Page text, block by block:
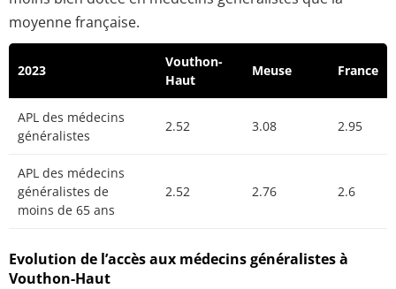
moyenne française.
2023
Vouthon-
Haut
Meuse France
APL des médecins
généralistes
2.52 3.08 2.95
APL des médecins
généralistes de
moins de 65 ans
2.52 2.76 2.6
Evolution de l’accès aux médecins généralistes à
Vouthon-Haut